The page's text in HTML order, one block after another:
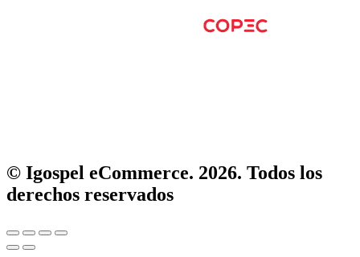
© Igospel eCommerce. 2026. Todos los
derechos reservados